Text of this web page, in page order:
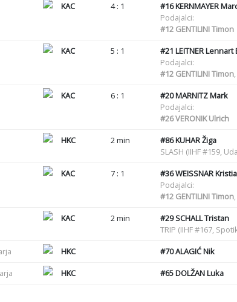
KAC 4 : 1 #16KERNMAYER
Podajalci:
#12GENTILINI Timon
KAC 5 : 1 #21 LEITNER Lennart
Podajalci:
#12GENTILINI Timon,
KAC 6 : 1 #20MARNITZ Mark
Podajalci:
#26VERONIK Ulrich
HKC 2 min #86KUHAR Žiga
SLASH (IIHF #159,
KAC 7 : 1 #36WEISSNAR
Podajalci:
#12GENTILINI Timon,
KAC 2 min #29SCHALL Tristan
TRIP (IIHF #167,
HKC #70ALAGIĆ Nik
HKC #65DOLŽAN Luka